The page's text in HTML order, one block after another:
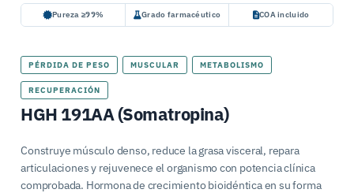
Pureza ≥99% Grado farmacéutico COA incluido
PÉRDIDA DE PESO MUSCULAR METABOLISMO
RECUPERACIÓN
HGH 191AA (Somatropina)
Construye músculo denso, reduce la grasa visceral, repara
articulaciones y rejuvenece el organismo con potencia clínica
comprobada. Hormona de crecimiento bioidéntica en su forma